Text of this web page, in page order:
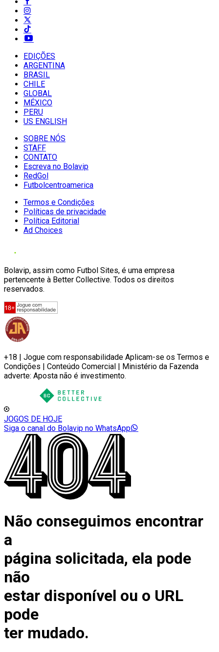
EDIÇÕES
ARGENTINA
BRASIL
CHILE
GLOBAL
MÉXICO
PERU
US ENGLISH
SOBRE NÓS
STAFF
CONTATO
Escreva no Bolavip
RedGol
Futbolcentroamerica
Termos e Condições
Políticas de privacidade
Política Editorial
Ad Choices
Bolavip, assim como Futbol Sites, é uma empresa
pertencente à Better Collective. Todos os direitos
reservados.
+18 | Jogue com responsabilidade Aplicam-se os Termos e
Condições | Conteúdo Comercial | Ministério da Fazenda
adverte: Aposta não é investimento.
JOGOS DE HOJE
Siga o canal do Bolavip no WhatsApp
Não conseguimos encontrar
a
página solicitada, ela pode
não
estar disponível ou o URL
pode
ter mudado.